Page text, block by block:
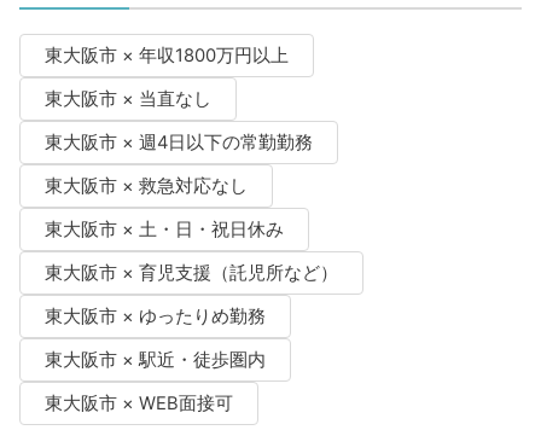
東大阪市 × 年収1800万円以上
東大阪市 × 当直なし
東大阪市 × 週4日以下の常勤勤務
東大阪市 × 救急対応なし
東大阪市 × 土・日・祝日休み
東大阪市 × 育児支援（託児所など）
東大阪市 × ゆったりめ勤務
東大阪市 × 駅近・徒歩圏内
東大阪市 × WEB面接可